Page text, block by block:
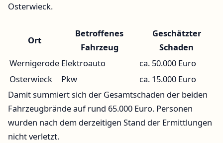
Osterwieck.
Ort
Betroffenes
Fahrzeug
Geschätzter
Schaden
Wernigerode Elektroauto
ca. 50.000 Euro
Osterwieck
Pkw
ca. 15.000 Euro
Damit summiert sich der Gesamtschaden der beiden
Fahrzeugbrände auf rund 65.000 Euro. Personen
wurden nach dem derzeitigen Stand der Ermittlungen
nicht verletzt.